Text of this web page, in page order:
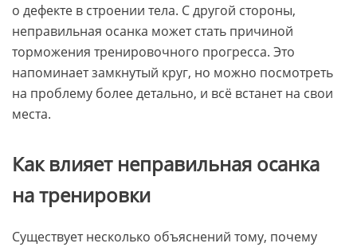
о дефекте в строении тела. С другой стороны,
неправильная осанка может стать причиной
торможения тренировочного прогресса. Это
напоминает замкнутый круг, но можно посмотреть
на проблему более детально, и всё встанет на свои
места.
Как влияет неправильная осанка
на тренировки
Существует несколько объяснений тому, почему